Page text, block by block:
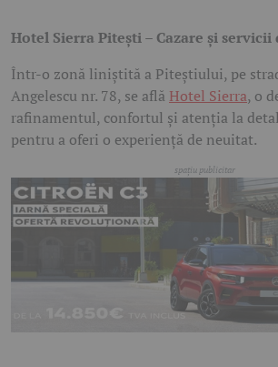
Hotel Sierra Pitești – Cazare și servicii
Într-o zonă liniștită a Piteștiului, pe
Angelescu nr. 78, se află Hotel Sierra, o
rafinamentul, confortul și atenția la
pentru a oferi o experiență de neuitat.